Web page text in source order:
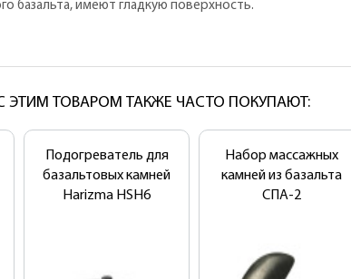
базальта, имеют гладкую поверхность.
ЭТИМ ТОВАРОМ ТАКЖЕ ЧАСТО ПОКУПАЮТ:
Подогреватель для
базальтовых камней
Harizma HSH6
Набор массажных
камней из базальта
СПА-2